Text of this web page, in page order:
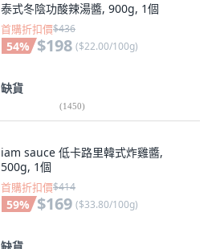
泰式冬陰功酸辣湯醬, 900g, 1個
首購折扣價$436
54% $198 ($22.00/100g)
缺貨
(1450)
iam sauce 低卡路里韓式炸雞醬,
500g, 1個
首購折扣價$414
59% $169 ($33.80/100g)